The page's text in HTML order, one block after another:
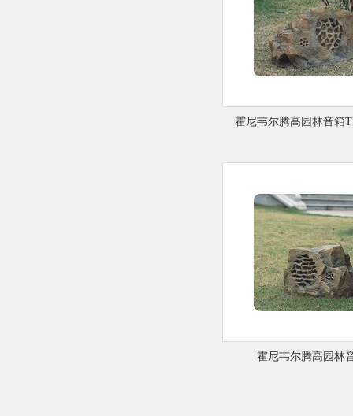
霍尼韦尔腾高园林音箱
霍尼韦尔腾高园林